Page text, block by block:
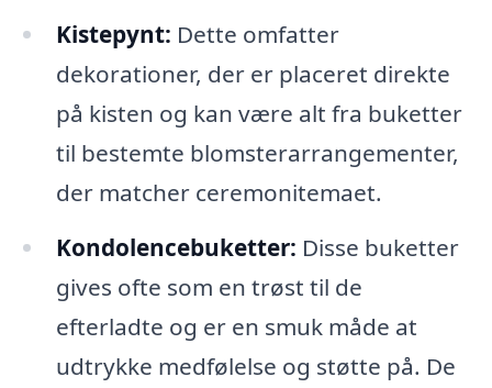
Kistepynt: Dette omfatter
dekorationer, der er placeret direkte
på kisten og kan være alt fra buketter
til bestemte blomsterarrangementer,
der matcher ceremonitemaet.
Kondolencebuketter: Disse buketter
gives ofte som en trøst til de
efterladte og er en smuk måde at
udtrykke medfølelse og støtte på. De